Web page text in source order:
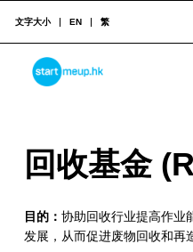
STARTMEUPHK
STARTMEUPHK FESTIVAL IS THE LEADING STARTUP AND INNOVATION CONFERENCE EVENT IN HONG KONG
文字大小 EN 繁
回
基
回收基金
目的： 协助回收行业提高作业
发展，从而促进废物回收和再